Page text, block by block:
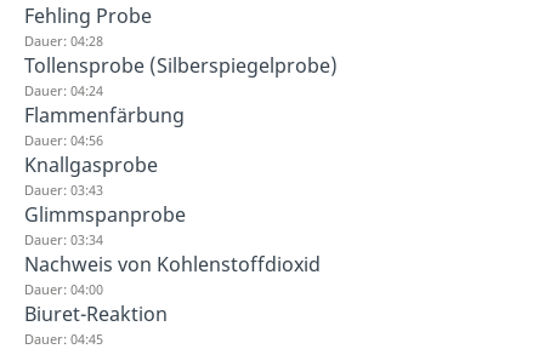
Fehling Probe
Dauer: 04:28
Tollensprobe (Silberspiegelprobe)
Dauer: 04:24
Flammenfärbung
Dauer: 04:56
Knallgasprobe
Dauer: 03:43
Glimmspanprobe
Dauer: 03:34
Nachweis von Kohlenstoffdioxid
Dauer: 04:00
Biuret-Reaktion
Dauer: 04:45